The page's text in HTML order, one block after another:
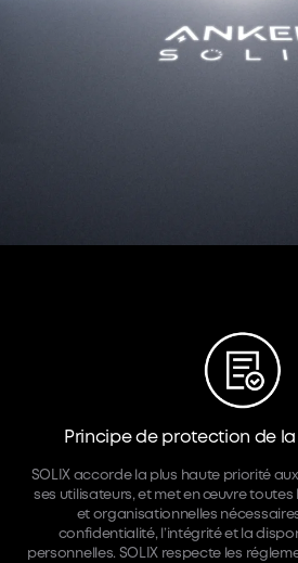
Principe de protection de
SOLIX accorde la plus haute priorité
ses utilisateurs, et met en œuvre toutes
et organisationnelles
confidentialité, l’intégrité et la
personnelles. SOLIX respecte les